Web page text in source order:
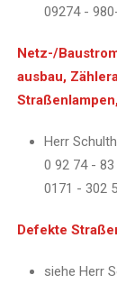
09274 -
Netz-/
ausbau,
Herr
0 92 74 -
0171 - 302
Defekte
siehe Herr